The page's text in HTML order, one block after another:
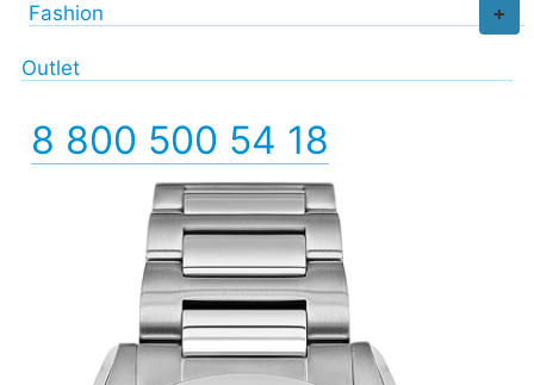
+
Fashion
Outlet
8 800 500 54 18